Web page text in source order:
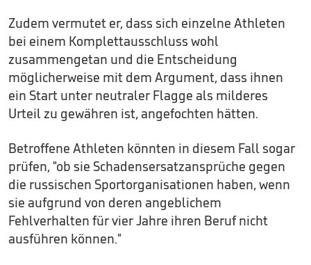
Zudem vermutet er, dass sich einzelne Athleten
bei einem Komplettausschluss wohl
zusammengetan und die Entscheidung
möglicherweise mit dem Argument, dass ihnen
ein Start unter neutraler Flagge als milderes
Urteil zu gewähren ist, angefochten hätten.
Betroffene Athleten könnten in diesem Fall sogar
prüfen, "ob sie Schadensersatzansprüche gegen
die russischen Sportorganisationen haben, wenn
sie aufgrund von deren angeblichem
Fehlverhalten für vier Jahre ihren Beruf nicht
ausführen können."